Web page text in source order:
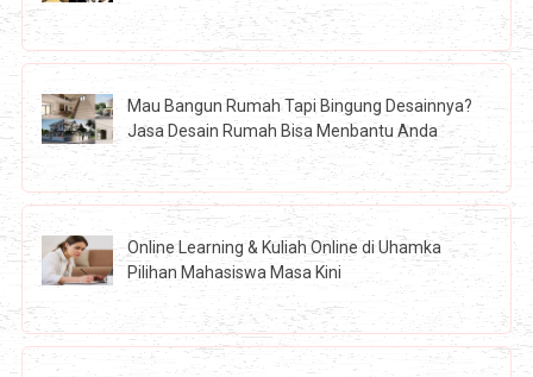
Mau Bangun Rumah Tapi Bingung Desainnya?
Jasa Desain Rumah Bisa Menbantu Anda
Online Learning & Kuliah Online di Uhamka
Pilihan Mahasiswa Masa Kini